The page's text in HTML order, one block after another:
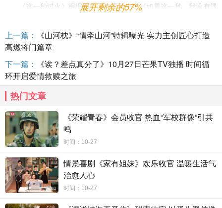
《这一秒过火》根据匪我思存原著小说《如果这一秒，我没有遇
赫 饰）因被抱错而受尽养父苛待，少年出逃时被任素素（王楚然 饰）
所救，却累及其家族遭灭顶之灾。经年重逢，二人暗生情愫，但任素
素为救他人，毅然假死遁逃，留慕容清峄沉沦于失爱之痛。三年后任
素素回归，却成了慕容清峄的准大嫂。如今的二人，一个满是
熬的怨，一个藏着难以言说的痛，在试探与拉扯间爱恨交织。当误会
渐解、深情重燃，国难却至。慕容清峄与任素素怀揣必死决心对抗强
敌，他们的命运将走向何方？
该剧自官宣便备受关注，
物设定等引发了网友们的数番热议；拍摄期更是创造了空前关注度，
剧集相关路透连续刷屏霸榜各大社交平台。此次首发双人
黄暖光勾勒出浓郁的民国风情，张凌赫与王楚然近距离互动氛围微
展开剩余的57%
上一篇：
《山河枕》“情牵山河”特辑曝光 实力主创匠心打造
高燃将门篇章
下一篇：
《诶？差点真分了》10月27日芒果TV独播 时间循
环开启爱情救赎之旅
热门文章
《荣耀青春》会员收官 热血“军校群像”引共
鸣
时间：10-27
情景喜剧《家有姐妹》欢乐收官 温暖生活气
治愈人心
时间：10-27